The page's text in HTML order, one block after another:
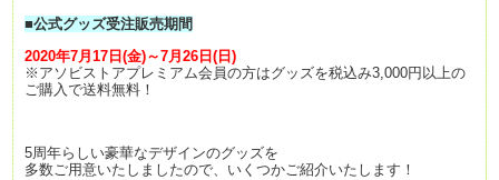
■公式グッズ受注販売期間
2020年7月17日(金)～7月26日(日)
※アソビストアプレミアム会員の方はグッズを税込み3,000円以上の
ご購入で送料無料！
5周年らしい豪華なデザインのグッズを
多数ご用意いたしましたので、いくつかご紹介いたします！